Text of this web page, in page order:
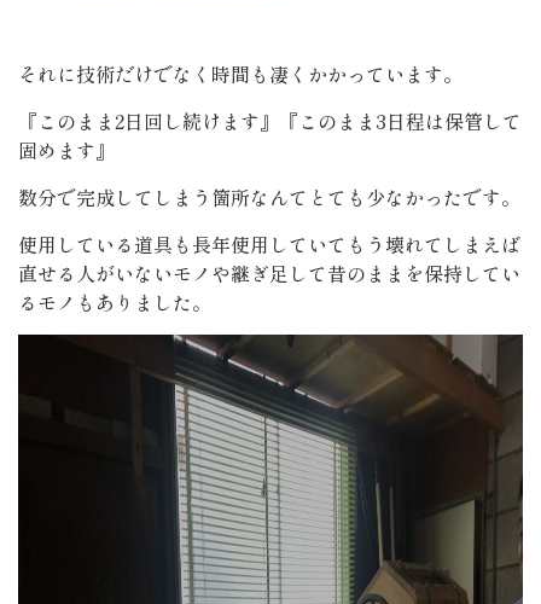
それに技術だけでなく時間も凄くかかっています。
『このまま2日回し続けます』『このまま3日程は保管して
固めます』
数分で完成してしまう箇所なんてとても少なかったです。
使用している道具も長年使用していてもう壊れてしまえば
直せる人がいないモノや継ぎ足して昔のままを保持してい
るモノもありました。